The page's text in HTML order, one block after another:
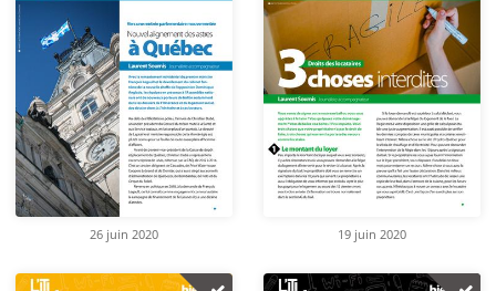
26 juin 2020 19 juin 2020